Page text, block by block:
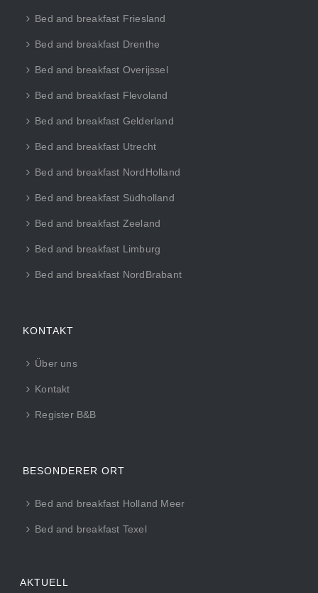
Bed and breakfast Friesland
Bed and breakfast Drenthe
Bed and breakfast Overijssel
Bed and breakfast Flevoland
Bed and breakfast Gelderland
Bed and breakfast Utrecht
Bed and breakfast NordHolland
Bed and breakfast Südholland
Bed and breakfast Zeeland
Bed and breakfast Limburg
Bed and breakfast NordBrabant
KONTAKT
Über uns
Kontakt
Register B&B
BESONDERER ORT
Bed and breakfast Holland Meer
Bed and breakfast Texel
AKTUELL